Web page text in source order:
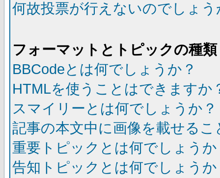
何故投票が行えないのでしょう
フォーマットとトピックの種類
BBCodeとは何でしょうか？
HTMLを使うことはできますか
スマイリーとは何でしょうか？
記事の本文中に画像を載せる
重要トピックとは何でしょうか
告知トピックとは何でしょうか